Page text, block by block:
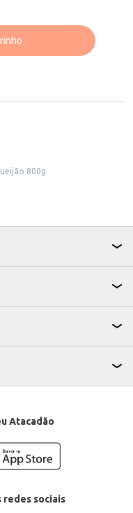
800g
Atacadão
redes sociais